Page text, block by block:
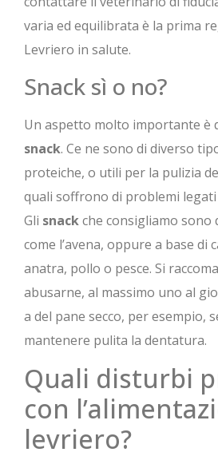
varia ed equilibrata è la prima
Levriero in salute.
Snack sì o no?
Un aspetto molto importante è
snack. Ce ne sono di diverso
proteiche, o utili per la pulizia
quali soffrono di problemi legati
Gli snackche consigliamo sono
come l’avena, oppure a base di
anatra, pollo o pesce. Si
abusarne, al massimo uno al
a del pane secco, per esempio,
mantenere pulita la dentatura.
Quali disturbi
con
levriero?